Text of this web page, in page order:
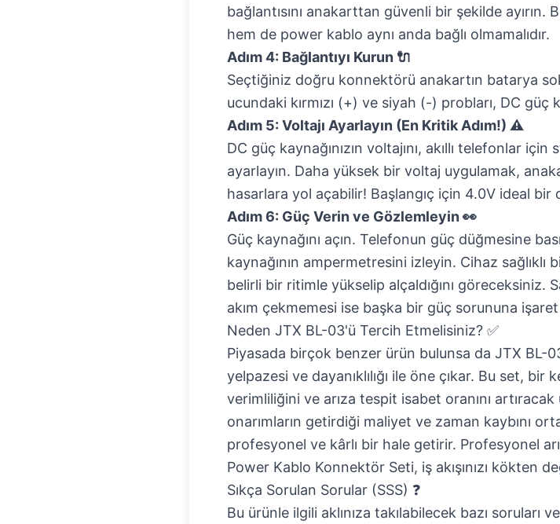
bağlantısını anakarttan güvenli bir şekilde
hem de power kablo aynı anda bağlı olmamalıdır.
Adım 4: Bağlantıyı Kurun 🔌
Seçtiğiniz doğru konnektörü anakartın batarya
ucundaki kırmızı (+) ve siyah (-) probları, DC güç
Adım 5: Voltajı Ayarlayın (En Kritik Adım!) ⚠️
DC güç kaynağınızın voltajını, akıllı telefonlar
ayarlayın. Daha yüksek bir voltaj uygulamak,
hasarlara yol açabilir! Başlangıç için 4.0V ideal bir
Adım 6: Güç Verin ve Gözlemleyin 👀
Güç kaynağını açın. Telefonun güç düğmesine
kaynağının ampermetresini izleyin. Cihaz sağlıklı
belirli bir ritimle yükselip alçaldığını göreceksiniz.
akım çekmemesi ise başka bir güç sorununa
Neden JTX BL-03'ü Tercih Etmelisiniz? ✅
Piyasada birçok benzer ürün bulunsa da JTX BL-
yelpazesi ve dayanıklılığı ile öne çıkar. Bu set,
verimliliğini ve arıza tespit isabet oranını artıracak
onarımların getirdiği maliyet ve zaman kaybını
profesyonel ve kârlı bir hale getirir. Profesyonel
Power Kablo Konnektör Seti, iş akışınızı kökten
Sıkça Sorulan Sorular (SSS) ❓
Bu ürünle ilgili aklınıza takılabilecek bazı soruları